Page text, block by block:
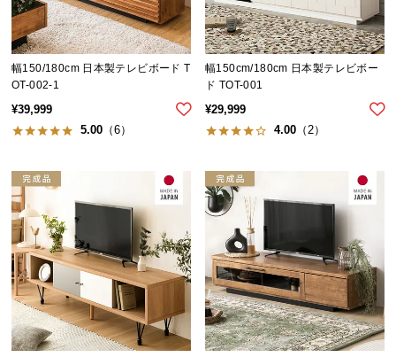
ョ
ッ
ピ
ン
グ
支
払
い
に
つ
い
て
幅150/180cm 日本製テレビボード T
OT-002-1
¥39,999
5.00 （6）
幅150cm/180cm 日本製テレビボー
ド TOT-001
¥29,999
4.00 （2）